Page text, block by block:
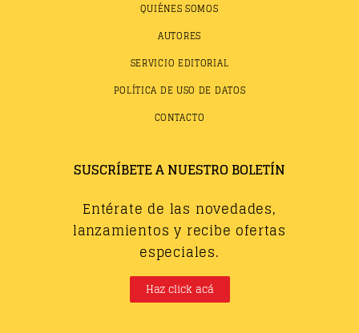
QUIÉNES SOMOS
AUTORES
SERVICIO EDITORIAL
POLÍTICA DE USO DE DATOS
CONTACTO
SUSCRÍBETE A NUESTRO BOLETÍN
Entérate de las novedades,
lanzamientos y recibe ofertas
especiales.
Haz click acá